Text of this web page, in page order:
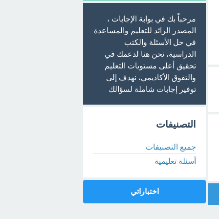
مرحباً بك في بوابة الإجابات ،
المصدر الرائد للتعليم والمساعدة
في حل الأسئلة والكتب
الدراسية، نحن هنا لدعمك في
تحقيق أعلى مستويات التعليم
والتفوق الأكاديمي، نهدف إلى
توفير إجابات شاملة لسؤالك
التصنيفات
جميع التصنيفات
أسئلة تعليمية
اختباراتي